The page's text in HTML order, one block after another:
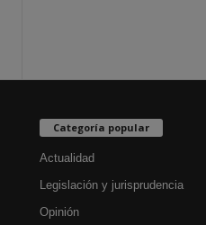
Categoría popular
Actualidad
Legislación y jurisprudencia
Opinión